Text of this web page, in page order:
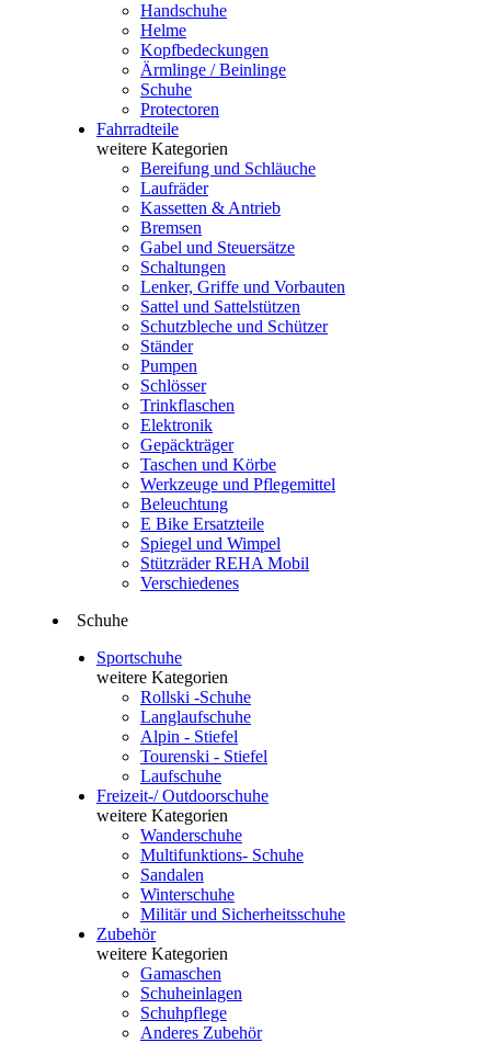
Handschuhe
Helme
Kopfbedeckungen
Ärmlinge / Beinlinge
Schuhe
Protectoren
Fahrradteile
weitere Kategorien
Bereifung und Schläuche
Laufräder
Kassetten & Antrieb
Bremsen
Gabel und Steuersätze
Schaltungen
Lenker, Griffe und Vorbauten
Sattel und Sattelstützen
Schutzbleche und Schützer
Ständer
Pumpen
Schlösser
Trinkflaschen
Elektronik
Gepäckträger
Taschen und Körbe
Werkzeuge und Pflegemittel
Beleuchtung
E Bike Ersatzteile
Spiegel und Wimpel
Stützräder REHA Mobil
Verschiedenes
Schuhe
Sportschuhe
weitere Kategorien
Rollski -Schuhe
Langlaufschuhe
Alpin - Stiefel
Tourenski - Stiefel
Laufschuhe
Freizeit-/ Outdoorschuhe
weitere Kategorien
Wanderschuhe
Multifunktions- Schuhe
Sandalen
Winterschuhe
Militär und Sicherheitsschuhe
Zubehör
weitere Kategorien
Gamaschen
Schuheinlagen
Schuhpflege
Anderes Zubehör